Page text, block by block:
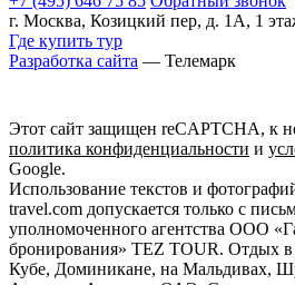
г. Москва, Козицкий пер, д. 1А, 1
Где купить тур
Разработка сайта — Телемарк
Этот сайт защищен reCAPTCHA, к
политика конфиденциальности и
Google.
Использование текстов и
travel.com допускается только с
уполномоченного агентства ООО
бронирования» TEZ TOUR. Отдых
Кубе, Доминикане, на Мальдивах,